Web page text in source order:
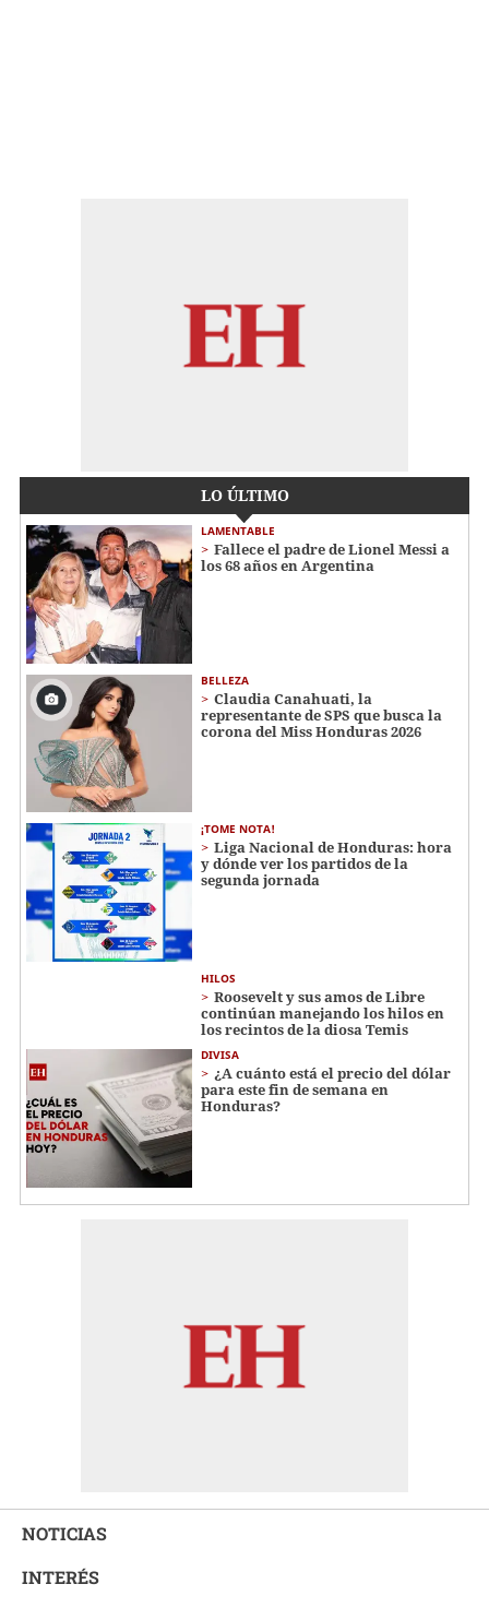
LO ÚLTIMO
LAMENTABLE
Fallece el padre de Lionel Messi a
los 68 años en Argentina
BELLEZA
Claudia Canahuati, la
representante de SPS que busca la
corona del Miss Honduras 2026
¡TOME NOTA!
Liga Nacional de Honduras: hora
y dónde ver los partidos de la
segunda jornada
HILOS
Roosevelt y sus amos de Libre
continúan manejando los hilos en
los recintos de la diosa Temis
DIVISA
¿A cuánto está el precio del dólar
para este fin de semana en
Honduras?
NOTICIAS
INTERÉS